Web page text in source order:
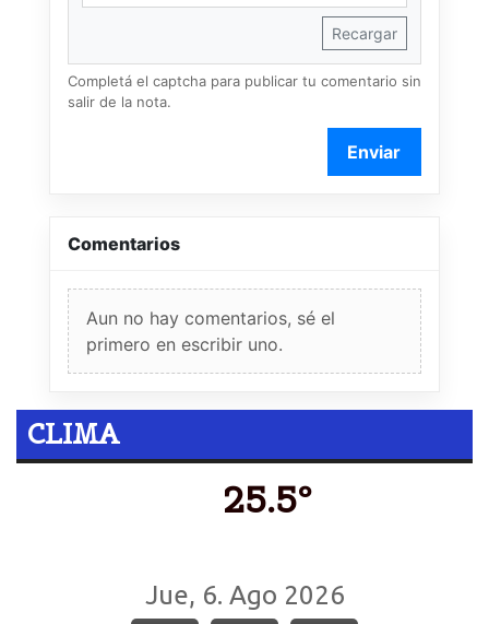
Recargar
Completá el captcha para publicar tu comentario sin
salir de la nota.
Enviar
Comentarios
Aun no hay comentarios, sé el
primero en escribir uno.
CLIMA
25.5º